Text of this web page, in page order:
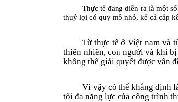
Thực tế đang diễn ra là một
thuỷ lợi có quy mô nhỏ, kể cả cấp
Từ thực tế ở Việt nam và
thiên nhiên, con ngư­ời và khi
không thể giải quyết đư­ợc vấn
Vì vậy có thể khẳng định
tối đa năng lực của công trình